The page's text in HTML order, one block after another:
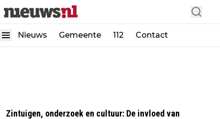
Nieuws Gemeente 112 Contact
Zintuigen, onderzoek en cultuur: De invloed van